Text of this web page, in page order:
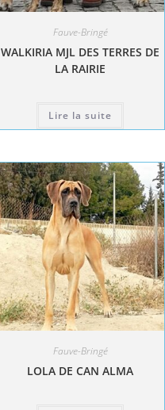
Fauve-Bringé
WALKIRIA MJL DES TERRES DE
LA RAIRIE
Lire la suite
Fauve-Bringé
LOLA DE CAN ALMA